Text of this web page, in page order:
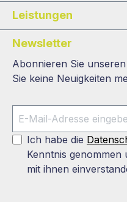
Leistungen
Newsletter
Abonnieren Sie
Sie keine Neuigkeiten
Ich habe die
Kenntnis genommen
mit ihnen